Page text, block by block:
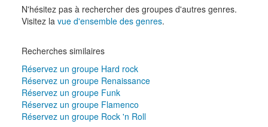
N'hésitez pas à rechercher des groupes d'autres genres.
Visitez la vue d'ensemble des genres.
Recherches similaires
Réservez un groupe Hard rock
Réservez un groupe Renaissance
Réservez un groupe Funk
Réservez un groupe Flamenco
Réservez un groupe Rock 'n Roll